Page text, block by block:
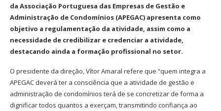
da Associação Portuguesa das Empresas de Gestão e
Administração de Condomínios (APEGAC) apresenta como
objetivo a regulamentação da atividade, assim como a
necessidade de credibilizar e credenciar a atividade,
destacando ainda a formação profissional no setor.
O presidente da direção, Vítor Amaral refere que “quem integra a
APEGAC deverá ter a consciência que a atividade de gestão e
administração de condomínios terá de se concretizar de forma a
dignificar todos quantos a exerçam, transmitindo confiança ao